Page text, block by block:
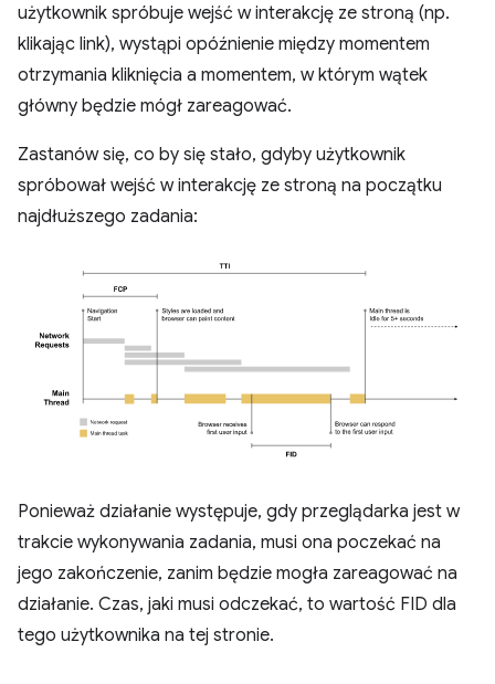
użytkownik spróbuje wejść w interakcję ze stroną (np.
klikając link), wystąpi opóźnienie między momentem
otrzymania kliknięcia a momentem, w którym wątek
główny będzie mógł zareagować.
Zastanów się, co by się stało, gdyby użytkownik
spróbował wejść w interakcję ze stroną na początku
najdłuższego zadania:
Ponieważ działanie występuje, gdy przeglądarka jest w
trakcie wykonywania zadania, musi ona poczekać na
jego zakończenie, zanim będzie mogła zareagować na
działanie. Czas, jaki musi odczekać, to wartość FID dla
tego użytkownika na tej stronie.